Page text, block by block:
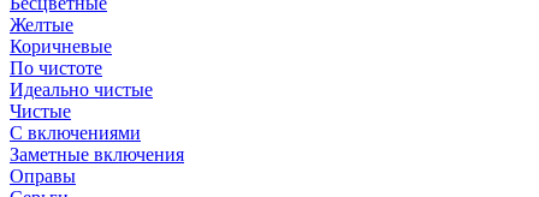
Желтые
Коричневые
По чистоте
Идеально чистые
Чистые
С включениями
Заметные включения
Оправы